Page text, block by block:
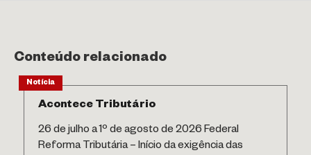
Conteúdo relacionado
Notícia
Acontece Tributário
26 de julho a 1º de agosto de 2026 Federal
Reforma Tributária – Início da exigência das